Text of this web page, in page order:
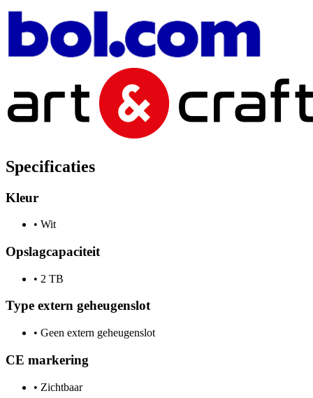
Specificaties
Kleur
• Wit
Opslagcapaciteit
• 2 TB
Type extern geheugenslot
• Geen extern geheugenslot
CE markering
• Zichtbaar